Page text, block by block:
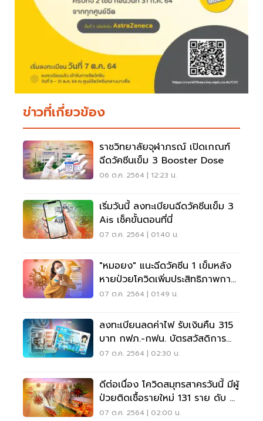
ข่าวที่เกี่ยวข้อง
ราชวิทยาลัยจุฬาภรณ์ เปิดเกณฑ์
ฉีดวัคซีนเข็ม 3 Booster Dose
06 ต.ค. 2564 | 12:23 น.
เริ่มวันนี้ ลงทะเบียนฉีดวัคซีนเข็ม 3
Ais เช็คขั้นตอนที่นี่
07 ต.ค. 2564 | 01:40 น.
"หมอยง" แนะฉีดวัคซีน 1 เข็มหลัง
หายป่วยโควิดเพิ่มประสิทธิภาพการ
ป้องกัน
07 ต.ค. 2564 | 01:49 น.
ลงทะเบียนลดค่าไฟ รับเงินคืน 315
บาท กฟภ.-กฟน. บัตรสวัสดิการ
แห่งรัฐบัตรคนจน
07 ต.ค. 2564 | 02:30 น.
ดีต่อเนื่อง โควิดสมุทรสาครวันนี้ มีผู้
ป่วยติดเชื้อรายใหม่ 131 ราย ดับ 2
ราย
07 ต.ค. 2564 | 02:00 น.